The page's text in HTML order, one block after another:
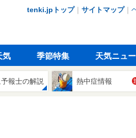
tenki.jpトップ｜ サイトマップ｜
気 季節特集 天気ニュ
報士の解説 熱中症情報